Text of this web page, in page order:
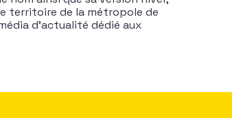
territoire de la métropole de
d’actualité dédié aux